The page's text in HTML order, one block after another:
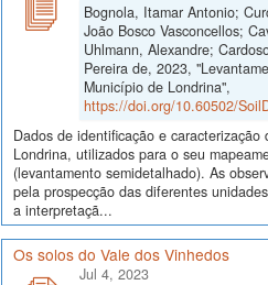
Bognola, Itamar Antonio;
João Bosco Vasconcellos;
Uhlmann, Alexandre;
Pereira de, 2023,
Município de Londrina",
https://doi.org/10.60502/
Dados de identificação e
Londrina, utilizados para o seu
(levantamento semidetalhado). As
pela prospecção das diferentes
a interpretaçã...
Os solos do Vale dos Vinhedos
Jul 4, 2023